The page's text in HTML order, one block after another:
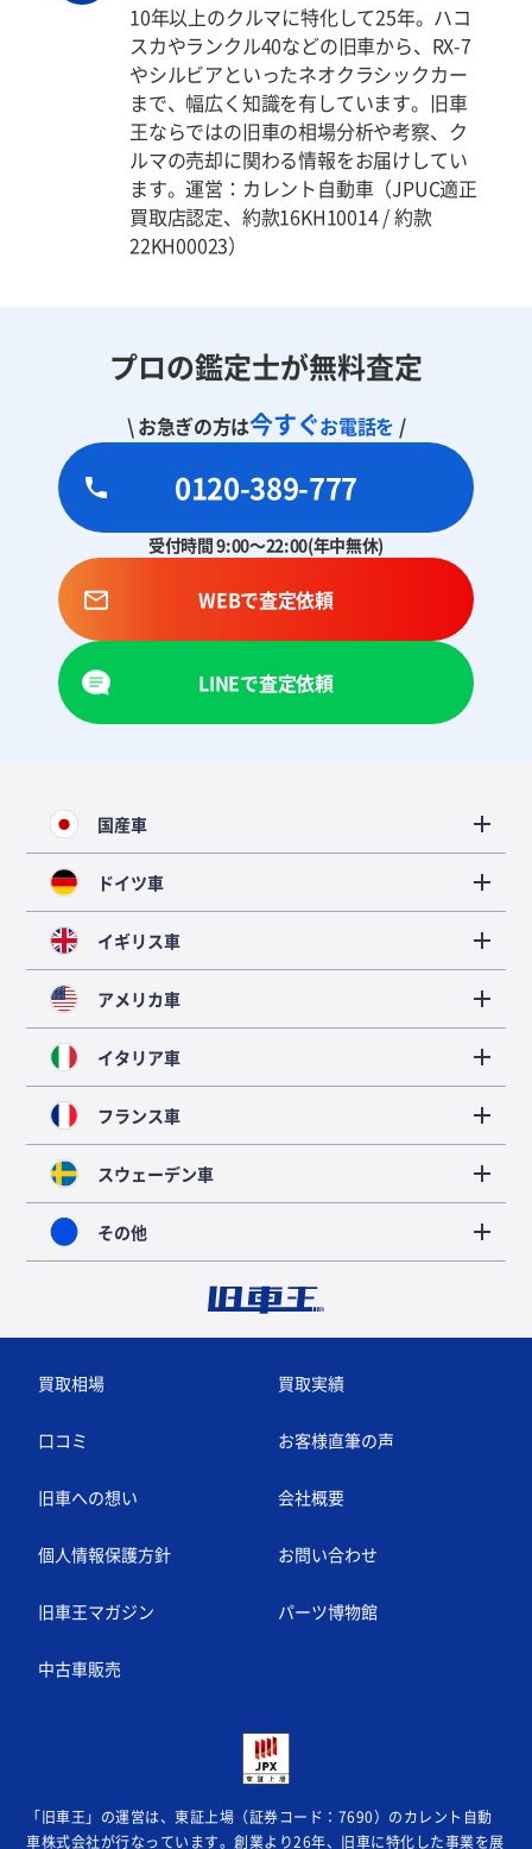
10年以上のクルマに特化して25年。ハコ
スカやランクル40などの旧車から、RX-7
やシルビアといったネオクラシックカー
まで、幅広く知識を有しています。旧車
王ならではの旧車の相場分析や考察、ク
ルマの売却に関わる情報をお届けしてい
ます。運営：カレント自動車（JPUC適正
買取店認定、約款16KH10014 / 約款
22KH00023）
プロの鑑定士が無料査定
\ お急ぎの方は今すぐお電話を /
0120-389-777
受付時間 9:00～22:00(年中無休)
WEBで査定依頼
LINEで査定依頼
国産車
ドイツ車
イギリス車
アメリカ車
イタリア車
フランス車
スウェーデン車
その他
買取相場 買取実績
口コミ お客様直筆の声
旧車への想い 会社概要
個人情報保護方針 お問い合わせ
旧車王マガジン パーツ博物館
中古車販売
「旧車王」の運営は、東証上場（証券コード：7690）のカレント自動
車株式会社が行なっています。創業より26年、旧車に特化した事業を展